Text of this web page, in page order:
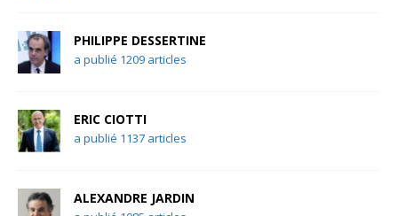
PHILIPPE DESSERTINE
a publié 1209 articles
ERIC CIOTTI
a publié 1137 articles
ALEXANDRE JARDIN